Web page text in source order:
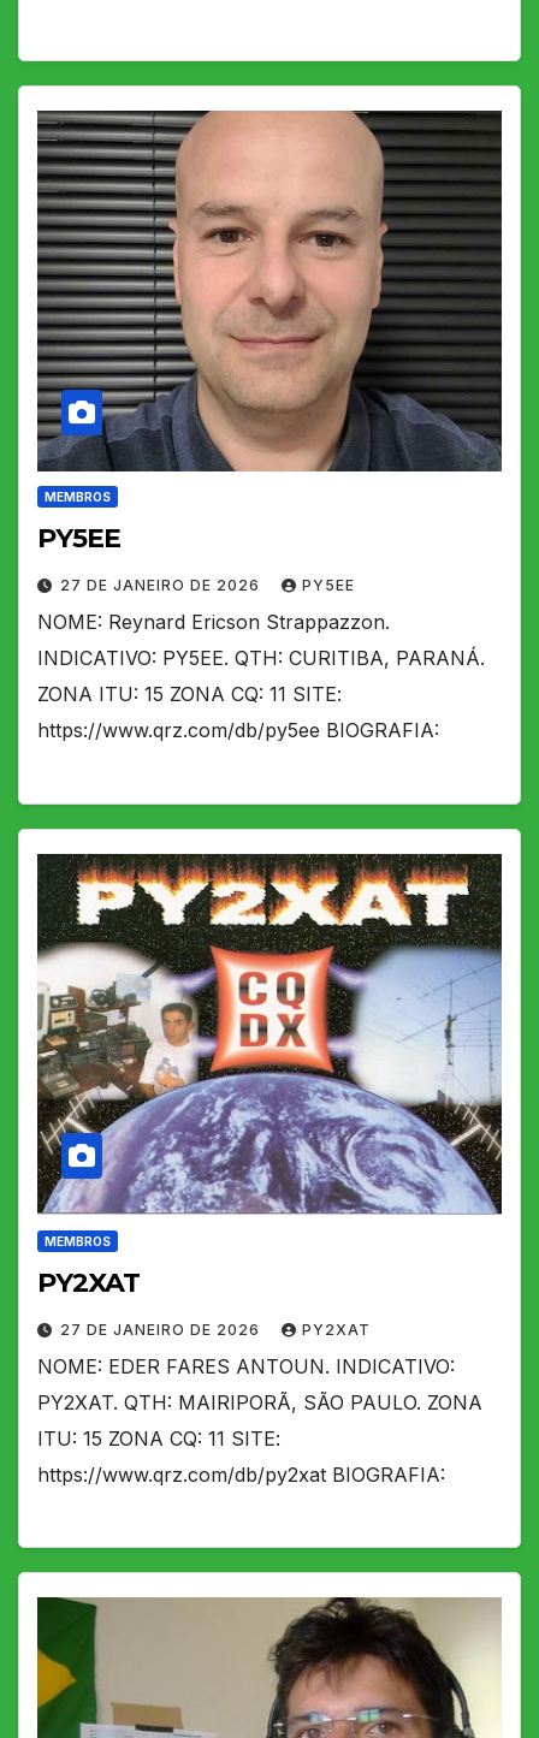
MEMBROS
PY5EE
27 DE JANEIRO DE 2026 PY5EE
NOME: Reynard Ericson Strappazzon.
INDICATIVO: PY5EE. QTH: CURITIBA, PARANÁ.
ZONA ITU: 15 ZONA CQ: 11 SITE:
https://www.qrz.com/db/py5ee BIOGRAFIA:
MEMBROS
PY2XAT
27 DE JANEIRO DE 2026 PY2XAT
NOME: EDER FARES ANTOUN. INDICATIVO:
PY2XAT. QTH: MAIRIPORÃ, SÃO PAULO. ZONA
ITU: 15 ZONA CQ: 11 SITE:
https://www.qrz.com/db/py2xat BIOGRAFIA: